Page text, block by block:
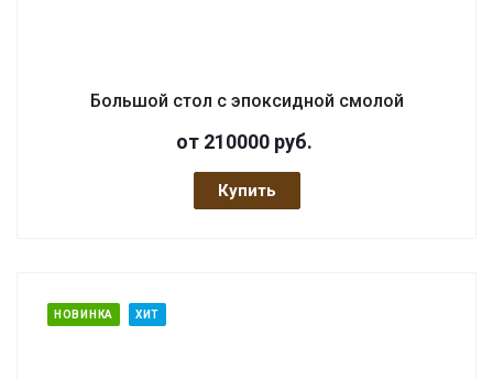
Большой стол с эпоксидной смолой
от 210000 руб.
Купить
НОВИНКА ХИТ